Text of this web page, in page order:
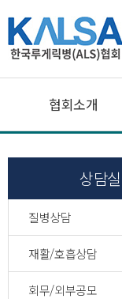
협회소개
상담실
질병상담
재활/호흡상담
회무/외부공모